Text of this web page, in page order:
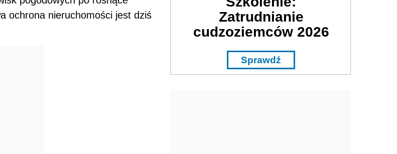
ochrona nieruchomości jest dziś
Zatrudnianie
cudzoziemców 2026
Sprawdź